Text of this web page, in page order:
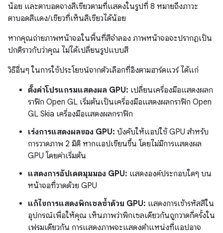
น้อย และตาบอดจางสีเขียวตามที่แสดงในรูปที่ 8 หมายถึงภาวะ
ตาบอดสีแดง/เขียวที่เห็นสีเขียวได้น้อย
หากคุณถ่ายภาพหน้าจอในพื้นที่สีจำลอง ภาพหน้าจอจะปรากฏเป็น
ปกติราวกับว่าคุณ ไม่ได้เปลี่ยนรูปแบบสี
วิธีอื่นๆ ในการใช้ประโยชน์จากตัวเลือกที่อิงตามฮาร์ดแวร์ ได้แก่
ตั้งค่าโปรแกรมแสดงผล GPU: เปลี่ยนเครื่องมือแสดงผลก
ราฟิก Open GL เริ่มต้นเป็นเครื่องมือแสดงผลกราฟิก Open
GL Skia เครื่องมือแสดงผลกราฟิก
เร่งการแสดงผลของ GPU: บังคับให้แอปใช้ GPU สำหรับ
การวาดภาพ 2 มิติ หากแอปเขียนขึ้น โดยไม่มีการแสดงผล
GPU โดยค่าเริ่มต้น
แสดงการอัปเดตมุมมอง GPU: แสดงองค์ประกอบใดๆ บน
หน้าจอที่วาดด้วย GPU
แก้ไขการแสดงพิกเซลซ้ำด้วย GPU: แสดงการเข้ารหัสสีใน
อุปกรณ์เพื่อให้คุณ เห็นภาพว่าพิกเซลเดียวกันถูกวาดกี่ครั้งใน
เฟรมเดียวกัน การแสดงภาพจะแสดงตำแหน่งที่แอปอาจ